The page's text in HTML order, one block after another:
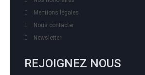
Mentions légales
Nous contacter
Newsletter
REJOIGNEZ NOUS